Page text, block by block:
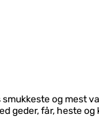
og mest
geder, får, heste